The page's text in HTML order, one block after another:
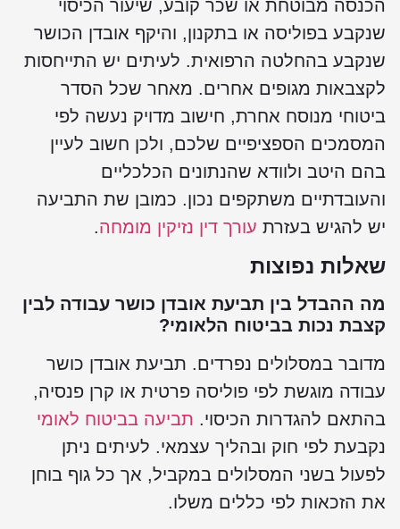
הכנסה מבוטחת או שכר קובע, שיעור הכיסוי
שנקבע בפוליסה או בתקנון, והיקף אובדן הכושר
שנקבע בהחלטה הרפואית. לעיתים יש התייחסות
לקצבאות מגופים אחרים. מאחר שכל הסדר
ביטוחי מנוסח אחרת, חישוב מדויק נעשה לפי
המסמכים הספציפיים שלכם, ולכן חשוב לעיין
בהם היטב ולוודא שהנתונים הכלכליים
והעובדתיים משתקפים נכון. כמובן שת התביעה
יש להגיש בעזרת עורך דין נזיקין מומחה.
שאלות נפוצות
מה ההבדל בין תביעת אובדן כושר עבודה לבין
קצבת נכות בביטוח הלאומי?
מדובר במסלולים נפרדים. תביעת אובדן כושר
עבודה מוגשת לפי פוליסה פרטית או קרן פנסיה,
בהתאם להגדרות הכיסוי. תביעה בביטוח לאומי
נקבעת לפי חוק ובהליך עצמאי. לעיתים ניתן
לפעול בשני המסלולים במקביל, אך כל גוף בוחן
את הזכאות לפי כללים משלו.